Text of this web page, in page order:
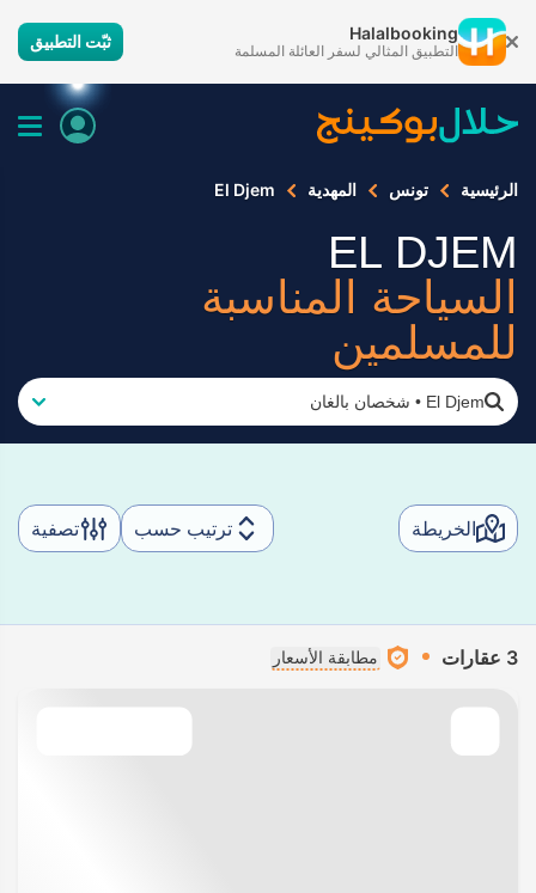
Halalbooking
التطبيق المثالي لسفر العائلة المسلمة ثبّت التطبيق
الرئيسية تونس المهدية El Djem
EL DJEM
السياحة المناسبة
للمسلمين
El Djem
• شخصان بالغان
الخريطة ترتيب حسب تصفية
3 عقارات مطابقة الأسعار